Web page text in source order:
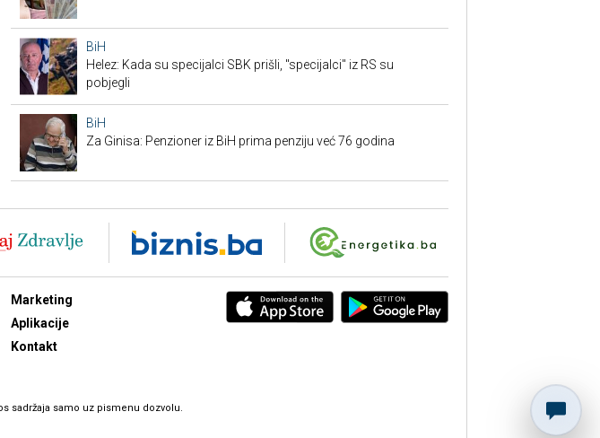
BiH
Helez: Kada su specijalci SBK prišli, "specijalci" iz RS su
pobjegli
BiH
Za Ginisa: Penzioner iz BiH prima penziju već 76 godina
Marketing
Aplikacije
Kontakt
sadržaja samo uz pismenu dozvolu.